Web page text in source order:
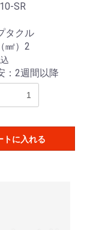
SR
タクル
㎟）2
：2週間以降
トに入れる